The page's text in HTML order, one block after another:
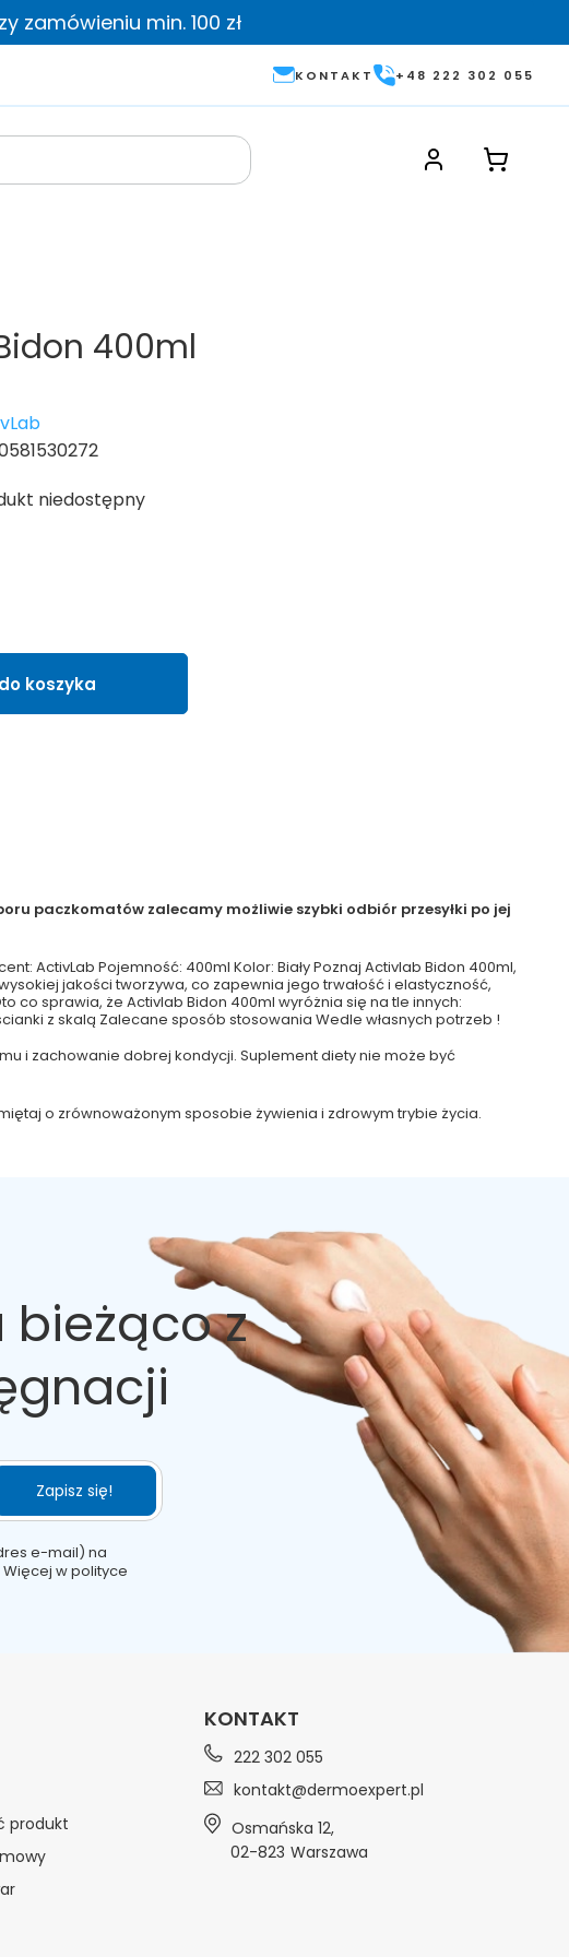
zamówieniu min. 100 zł
KONTAKT +48 222 302 055
400ml
niedostępny
koszyka
paczkomatów zalecamy możliwie szybki odbiór przesyłki po jej
ActivLab Pojemność: 400ml Kolor: Biały Poznaj Activlab Bidon 400ml,
jakości tworzywa, co zapewnia jego trwałość i elastyczność,
co sprawia, że Activlab Bidon 400ml wyróżnia się na tle innych:
z skalą Zalecane sposób stosowania Wedle własnych potrzeb !
i zachowanie dobrej kondycji. Suplement diety nie może być
o zrównoważonym sposobie żywienia i zdrowym trybie życia.
bieżąco z
e-mail) na
wpolityce
Zapisz się!
produkt
KONTAKT
222 302 055
kontakt@dermoexpert.pl
Osmańska 12,
02-823 Warszawa